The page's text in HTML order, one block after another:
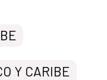
Y CARIBE